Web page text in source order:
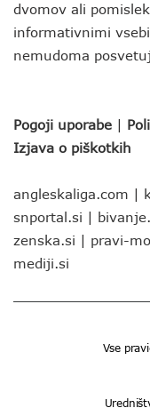
dvomov ali
informativnimi
nemudoma
Pogoji uporabe |
Izjava o piškotkih
angleskaliga.com |
snportal.si |
zenska.si | pravi-
mediji.si
Vse